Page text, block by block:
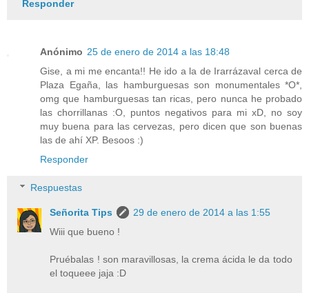
Responder
Anónimo 25 de enero de 2014 a las 18:48
Gise, a mi me encanta!! He ido a la de Irarrázaval cerca de
Plaza Egaña, las hamburguesas son monumentales *O*,
omg que hamburguesas tan ricas, pero nunca he probado
las chorrillanas :O, puntos negativos para mi xD, no soy
muy buena para las cervezas, pero dicen que son buenas
las de ahí XP. Besoos :)
Responder
Respuestas
Señorita Tips
29 de enero de 2014 a las 1:55
Wiii que bueno !
Pruébalas ! son maravillosas, la crema ácida le da todo
el toqueee jaja :D